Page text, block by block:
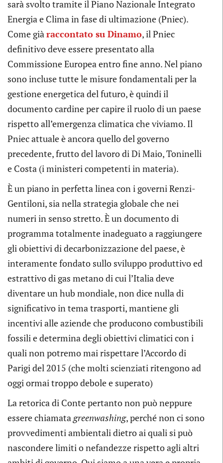
sarà svolto tramite il Piano Nazionale Integrato
Energia e Clima in fase di ultimazione (Pniec).
Come già raccontato su Dinamo, il Pniec
definitivo deve essere presentato alla
Commissione Europea entro fine anno. Nel piano
sono incluse tutte le misure fondamentali per la
gestione energetica del futuro, è quindi il
documento cardine per capire il ruolo di un paese
rispetto all’emergenza climatica che viviamo. Il
Pniec attuale è ancora quello del governo
precedente, frutto del lavoro di Di Maio, Toninelli
e Costa (i ministeri competenti in materia).
È un piano in perfetta linea con i governi Renzi-
Gentiloni, sia nella strategia globale che nei
numeri in senso stretto. È un documento di
programma totalmente inadeguato a raggiungere
gli obiettivi di decarbonizzazione del paese, è
interamente fondato sullo sviluppo produttivo ed
estrattivo di gas metano di cui l’Italia deve
diventare un hub mondiale, non dice nulla di
significativo in tema trasporti, mantiene gli
incentivi alle aziende che producono combustibili
fossili e determina degli obiettivi climatici con i
quali non potremo mai rispettare l’Accordo di
Parigi del 2015 (che molti scienziati ritengono ad
oggi ormai troppo debole e superato)
La retorica di Conte pertanto non può neppure
essere chiamata greenwashing, perché non ci sono
provvedimenti ambientali dietro ai quali si può
nascondere limiti o nefandezze rispetto agli altri